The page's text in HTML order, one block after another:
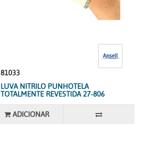
81033
LUVA NITRILO PUNHOTELA
TOTALMENTE REVESTIDA 27-806
ADICIONAR